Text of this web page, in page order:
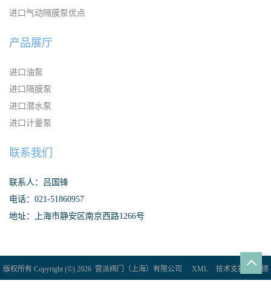
进口气动隔膜泵优点
产品展厅
进口油泵
进口隔膜泵
进口潜水泵
进口计量泵
联系我们
联系人：吕国锋
电话：021-51860957
地址：上海市静安区南京西路1266号
版权所有 Copyright (©) 2026 营派阀门（上海）有限公司 XML 技术支持：
盖德